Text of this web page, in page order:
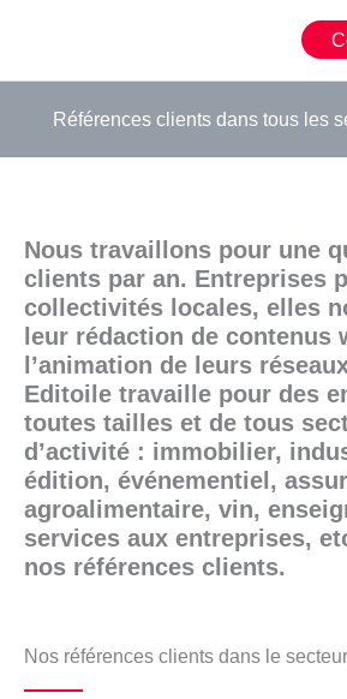
Références clients dans tous les
Nous travaillons pour une
clients par an. Entreprises
collectivités locales, elles
leur rédaction de contenus
l’animation de leurs
Editoile travaille pour des
toutes tailles et de tous
d’activité : immobilier,
édition, événementiel,
agroalimentaire, vin,
services aux entreprises,
nos références clients.
Nos références clients dans le